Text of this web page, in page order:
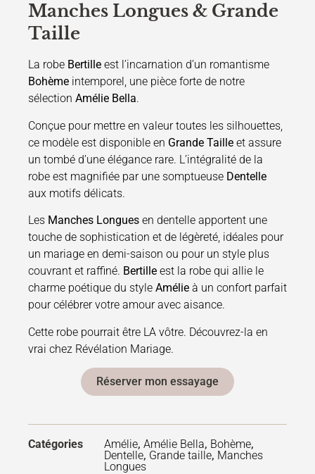
Manches Longues & Grande
Taille
La robe Bertille est l’incarnation d’un romantisme
Bohème intemporel, une pièce forte de notre
sélection Amélie Bella.
Conçue pour mettre en valeur toutes les silhouettes,
ce modèle est disponible en Grande Taille et assure
un tombé d’une élégance rare. L’intégralité de la
robe est magnifiée par une somptueuse Dentelle
aux motifs délicats.
Les Manches Longues en dentelle apportent une
touche de sophistication et de légèreté, idéales pour
un mariage en demi-saison ou pour un style plus
couvrant et raffiné. Bertille est la robe qui allie le
charme poétique du style Amélie à un confort parfait
pour célébrer votre amour avec aisance.
Cette robe pourrait être LA vôtre. Découvrez-la en
vrai chez Révélation Mariage.
Réserver mon essayage
Catégories Amélie, Amélie Bella, Bohème,
Dentelle, Grande taille, Manches
Longues